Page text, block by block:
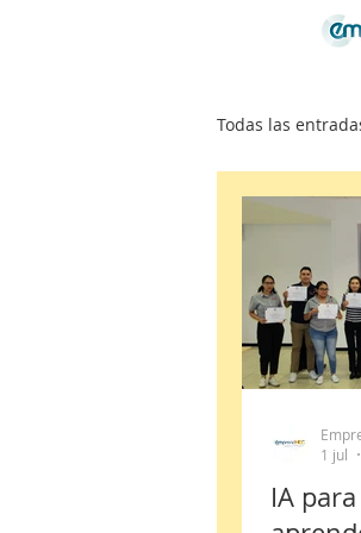
Todas las
Noticias
Podcast
IA
1 jul